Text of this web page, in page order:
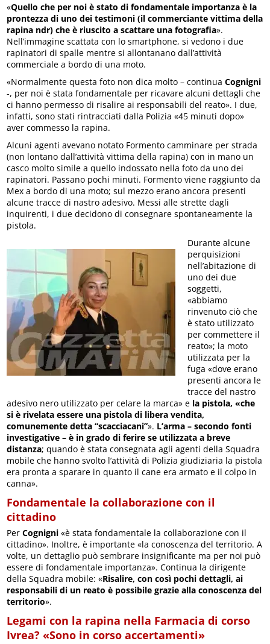
«Quello che per noi è stato di fondamentale importanza è la
prontezza di uno dei testimoni (il commerciante vittima della
rapina ndr) che è riuscito a scattare una fotografia».
Nell’immagine scattata con lo smartphone, si vedono i due
rapinatori di spalle mentre si allontanano dall’attività
commerciale a bordo di una moto.
«Normalmente questa foto non dica molto – continuaCognigni
-, per noi è stata fondamentale per ricavare alcuni dettagli che
ci hanno permesso di risalire ai responsabili del reato». I due,
infatti, sono stati rintracciati dalla Polizia «45 minuti dopo»
aver commesso la rapina.
Alcuni agenti avevano notato Formento camminare per strada
(non lontano dall’attività vittima della rapina) con in mano un
casco molto simile a quello indossato nella foto da uno dei
rapinatori. Passano pochi minuti. Formento viene raggiunto da
Mex a bordo di una moto; sul mezzo erano ancora presenti
alcune tracce di nastro adesivo. Messi alle strette dagli
inquirenti, i due decidono di consegnare spontaneamente la
pistola.
Durante alcune
perquisizioni
nell’abitazione di
uno dei due
soggetti,
«abbiamo
rinvenuto ciò che
è stato utilizzato
per commettere il
reato»; la moto
utilizzata per la
fuga «dove erano
presenti ancora le
tracce del nastro
adesivo nero utilizzato per celare la marca» e la pistola, «che
si è rivelata essere una pistola di libera vendita,
comunemente detta “scacciacani”». L’arma – secondo fonti
investigative – è in grado di ferire se utilizzata a breve
distanza; quando è stata consegnata agli agenti della Squadra
mobile che hanno svolto l’attività di Polizia giudiziaria la pistola
era pronta a sparare in quanto il cane era armato e il colpo in
canna».
Fondamentale la collaborazione con il
cittadino
PerCognigni «è stata fondamentale la collaborazione con il
cittadino». Inoltre, è importante «la conoscenza del territorio. A
volte, un dettaglio può sembrare insignificante ma per noi può
essere di fondamentale importanza». Continua la dirigente
della Squadra mobile: «Risalire, con così pochi dettagli, ai
responsabili di un reato è possibile grazie alla conoscenza del
territorio».
Legami con la rapina nella Farmacia di corso
Ivrea? «Sono in corso accertamenti»